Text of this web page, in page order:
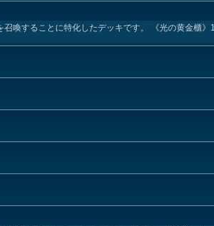
喚することに特化したデッキです。 《光の黄金櫃》1